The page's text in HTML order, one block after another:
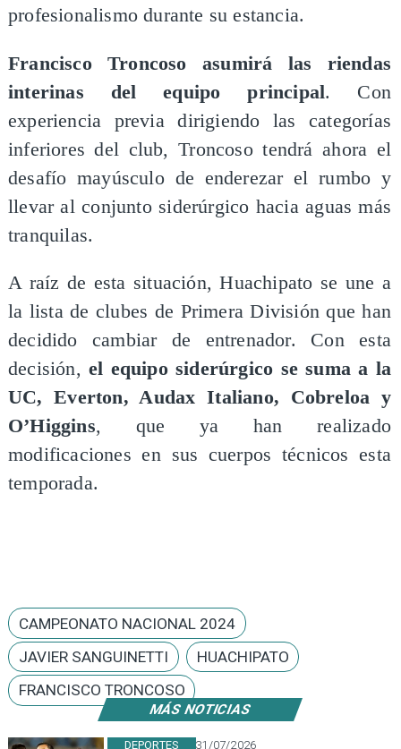
MÁS NOTICIAS
31/07/2026
DEPORTES
profesionalismo durante su estancia.
Francisco Troncoso asumirá las riendas
interinas del equipo principal. Con
experiencia previa dirigiendo las categorías
inferiores del club, Troncoso tendrá ahora el
desafío mayúsculo de enderezar el rumbo y
llevar al conjunto siderúrgico hacia aguas más
tranquilas.
A raíz de esta situación, Huachipato se une a
la lista de clubes de Primera División que han
decidido cambiar de entrenador. Con esta
decisión, el equipo siderúrgico se suma a la
UC, Everton, Audax Italiano, Cobreloa y
O’Higgins, que ya han realizado
modificaciones en sus cuerpos técnicos esta
temporada.
CAMPEONATO NACIONAL 2024
JAVIER SANGUINETTI
HUACHIPATO
FRANCISCO TRONCOSO